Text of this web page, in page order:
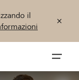
il
öffnen